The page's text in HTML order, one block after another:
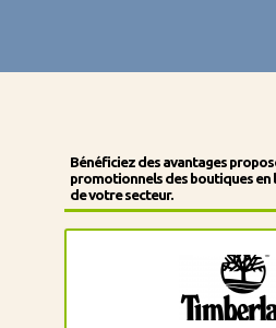
Bénéficiez des avantages
promotionnels des boutiques en
de votre secteur.